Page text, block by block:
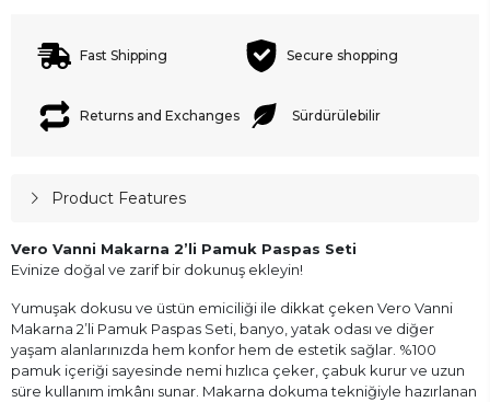
Fast Shipping Secure shopping
Returns and Exchanges Sürdürülebilir
Product Features
Vero Vanni Makarna 2’li Pamuk Paspas Seti
Evinize doğal ve zarif bir dokunuş ekleyin!
Yumuşak dokusu ve üstün emiciliği ile dikkat çeken Vero Vanni
Makarna 2’li Pamuk Paspas Seti, banyo, yatak odası ve diğer
yaşam alanlarınızda hem konfor hem de estetik sağlar. %100
pamuk içeriği sayesinde nemi hızlıca çeker, çabuk kurur ve uzun
süre kullanım imkânı sunar. Makarna dokuma tekniğiyle hazırlanan